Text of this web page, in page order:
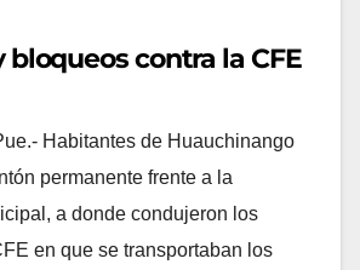
bloqueos contra la CFE
Habitantes de Huauchinango
permanente frente a la
a donde condujeron los
en que se transportaban los